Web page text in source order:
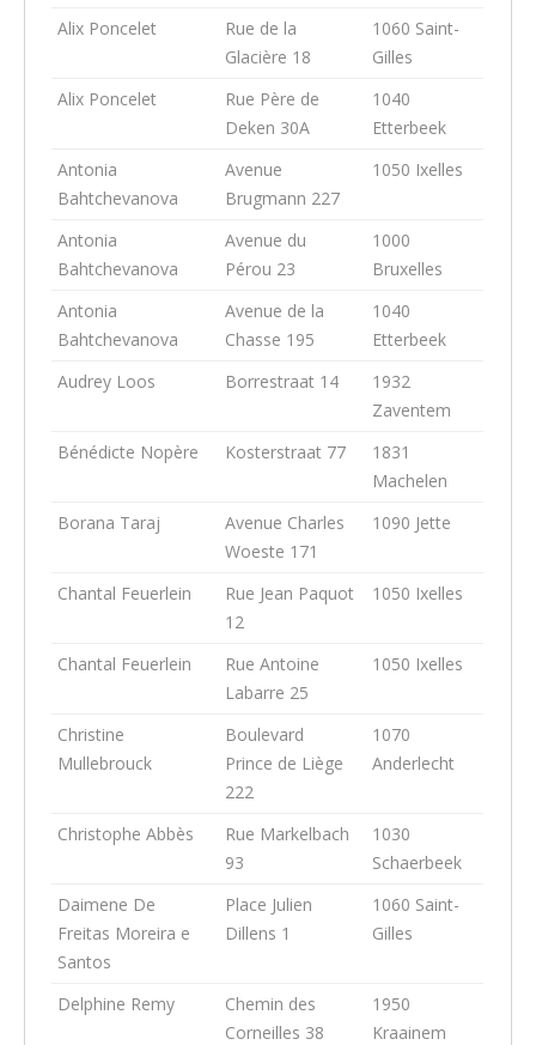
Alix Poncelet
Rue de la
Glacière 18
1060 Saint-
Gilles
Alix Poncelet
Rue Père de
Deken 30A
1040
Etterbeek
Antonia
Bahtchevanova
Avenue
Brugmann 227
1050 Ixelles
Antonia
Bahtchevanova
Avenue du
Pérou 23
1000
Bruxelles
Antonia
Bahtchevanova
Avenue de la
Chasse 195
1040
Etterbeek
Audrey Loos
Borrestraat 14
1932
Zaventem
Bénédicte Nopère
Kosterstraat 77
1831
Machelen
Borana Taraj
Avenue Charles
Woeste 171
1090 Jette
Chantal Feuerlein
Rue Jean Paquot
12
1050 Ixelles
Chantal Feuerlein
Rue Antoine
Labarre 25
1050 Ixelles
Christine
Mullebrouck
Boulevard
Prince de Liège
222
1070
Anderlecht
Christophe Abbès
Rue Markelbach
93
1030
Schaerbeek
Daimene De
Freitas Moreira e
Santos
Place Julien
Dillens 1
1060 Saint-
Gilles
Delphine Remy
Chemin des
Corneilles 38
1950
Kraainem